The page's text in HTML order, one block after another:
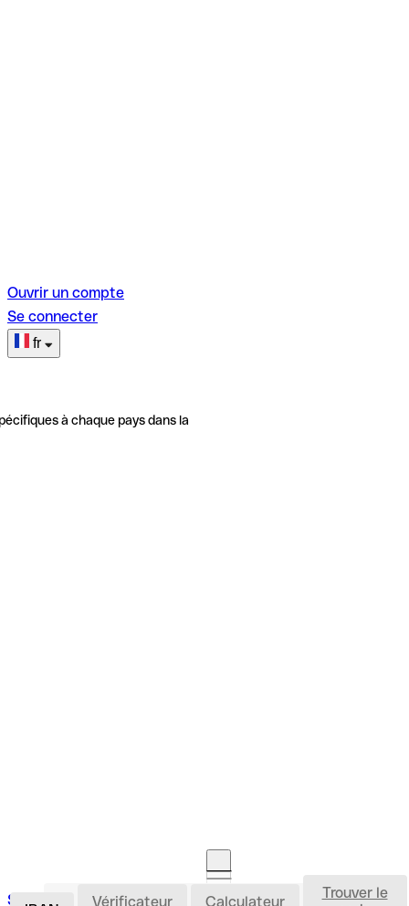
Ouvrir un compte
Se connecter
fr
à chaque pays dans la
Se connecterOuvrir un compte IBAN
Vérificateur
Calculateur
Trouver le